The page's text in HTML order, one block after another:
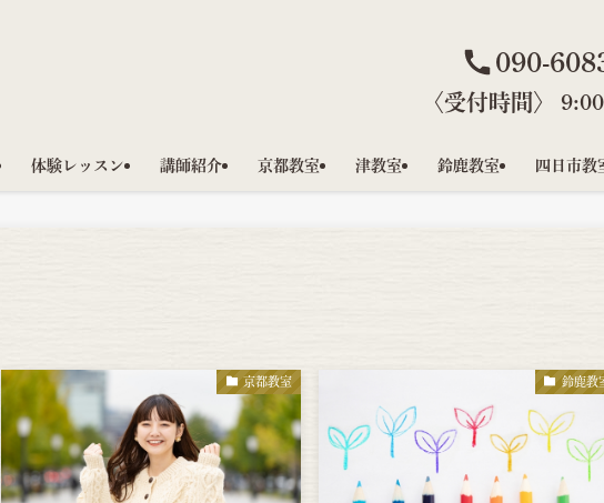
体験レッスン 講師紹介 京都教室 津教室 鈴鹿教室 四日市教
090-
〈受付時間〉
京都教室 鈴鹿教